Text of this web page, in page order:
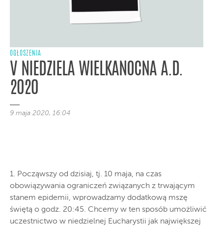
OGŁOSZENIA
V NIEDZIELA WIELKANOCNA A.D.
2020
9 maja 2020, 16:04
1. Począwszy od dzisiaj, tj. 10 maja, na czas
obowiązywania ograniczeń związanych z trwającym
stanem epidemii, wprowadzamy dodatkową mszę
świętą o godz. 20:45. Chcemy w ten sposób umożliwić
uczestnictwo w niedzielnej Eucharystii jak największej